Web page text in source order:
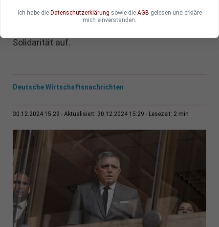
geraten alte Allianzen ins Wanken. Die Aussagen
slowakischer Spitzenpolitiker bringen Brüssel in
Solidarität auf.
Deutsche Wirtschaftsnachrichten
30.12.2024 15:29 Aktualisiert: 30.12.2024 15:29 Lesezeit: 2 min
Ich habe die Datenschutzerklärung sowie die AGB gelesen und erkläre
mich einverstanden.